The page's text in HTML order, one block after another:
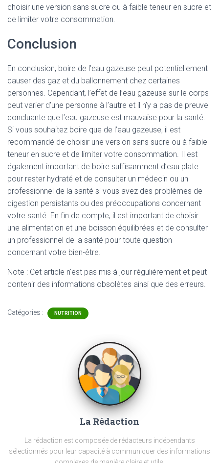
choisir une version sans sucre ou à faible teneur en sucre et
de limiter votre consommation.
Conclusion
En conclusion, boire de l’eau gazeuse peut potentiellement
causer des gaz et du ballonnement chez certaines
personnes. Cependant, l’effet de l’eau gazeuse sur le corps
peut varier d’une personne à l’autre et il n’y a pas de preuve
concluante que l’eau gazeuse est mauvaise pour la santé.
Si vous souhaitez boire que de l’eau gazeuse, il est
recommandé de choisir une version sans sucre ou à faible
teneur en sucre et de limiter votre consommation. Il est
également important de boire suffisamment d’eau plate
pour rester hydraté et de consulter un médecin ou un
professionnel de la santé si vous avez des problèmes de
digestion persistants ou des préoccupations concernant
votre santé. En fin de compte, il est important de choisir
une alimentation et une boisson équilibrées et de consulter
un professionnel de la santé pour toute question
concernant votre bien-être.
Note : Cet article n'est pas mis à jour régulièrement et peut
contenir des informations obsolètes ainsi que des erreurs.
Catégories : NUTRITION
La Rédaction
La rédaction est composée de rédacteurs indépendants
sélectionnés pour leur capacité à communiquer des informations